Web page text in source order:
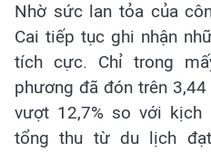
Nhờ sức lan tỏa của
Cai tiếp tục ghi nhận
tích cực. Chỉ trong
phương đã đón trên
vượt 12,7% so với kịch
tổng thu từ du lịch